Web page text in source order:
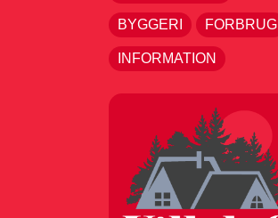
BYGGERI FORBRUG
INFORMATION